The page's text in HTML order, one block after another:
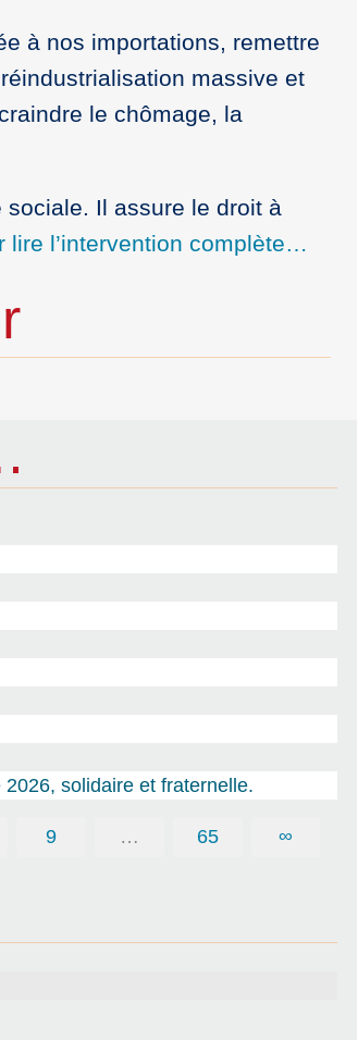
à nos importations, remettre
massive et
le chômage, la
Il assure le droit à
lire l’intervention complète…
solidaire et fraternelle.
9 … 65 ∞